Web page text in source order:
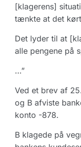
[klagerens]
tænkte at det
Det lyder til at
alle pengene på
…”
Ved et brev af
og B afviste
konto -878.
B klagede på